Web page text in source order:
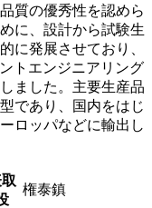
質の優秀性を認めら
に、設計から試験生
に発展させており、
トエンジニアリング
ました。主要生産品
であり、国内をはじ
ロッパなどに輸出し
権泰鎮